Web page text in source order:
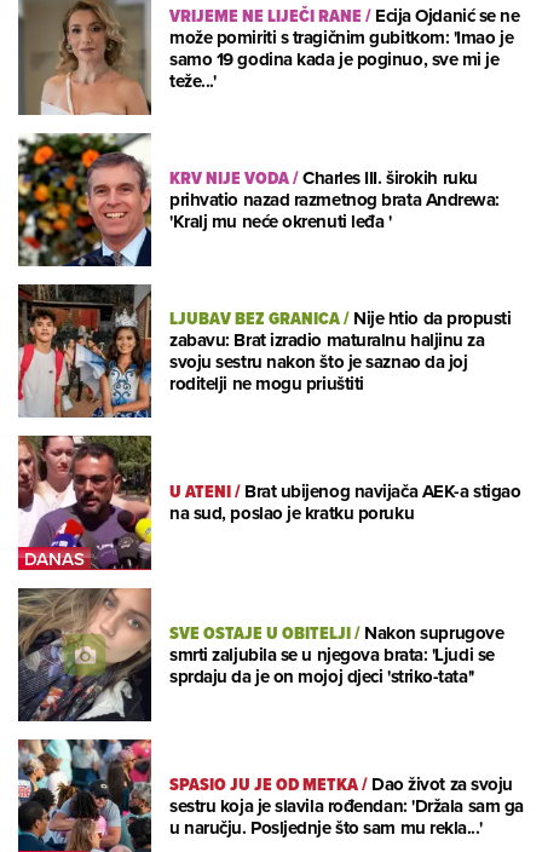
VRIJEME NE LIJEČI RANE/Ecija Ojdanić se ne
može pomiriti s tragičnim gubitkom: 'Imao je
samo 19 godina kada je poginuo, sve mi je
teže...'
KRV NIJE VODA/Charles III. širokih ruku
prihvatio nazad razmetnog brata Andrewa:
'Kralj mu neće okrenuti leđa '
LJUBAV BEZ GRANICA/Nije htio da propusti
zabavu: Brat izradio maturalnu haljinu za
svoju sestru nakon što je saznao da joj
roditelji ne mogu priuštiti
U ATENI/Brat ubijenog navijača AEK-a stigao
na sud, poslao je kratku poruku
SVE OSTAJE U OBITELJI/Nakon suprugove
smrti zaljubila se u njegova brata: 'Ljudi se
sprdaju da je on mojoj djeci 'striko-tata''
SPASIO JU JE OD METKA/Dao život za svoju
sestru koja je slavila rođendan: 'Držala sam ga
u naručju. Posljednje što sam mu rekla...'